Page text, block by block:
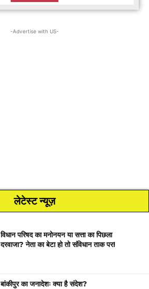
-Advertise with US-
लेटेस्ट न्यूज़
विधान परिषद का मनोनयन या सत्ता का पिछला
दरवाजा? नेता का बेटा हो तो संविधान ताक पर!
बांकीपुर का जनादेशः क्या है संदेश?